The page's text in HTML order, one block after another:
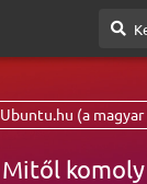
Ubuntu.hu (a magyar
Mitől komoly